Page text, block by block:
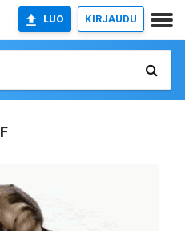
LUO KIRJAUDU